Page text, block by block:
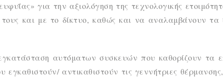
για την αξιολόγηση της τεχνολογικής
και με το δίκτυο, καθώς και να αναλαμβάνουν τα
αυτόματων συσκευών που καθορίζουν τα
αντικαθιστούν τις γεννήτριες